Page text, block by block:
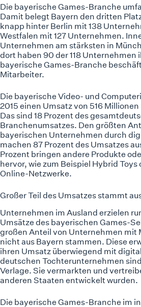
Die bayerische Games-Branche
Damit belegt Bayern den dritten
knapp hinter Berlin mit 138
Westfalen mit 127 Unternehmen.
Unternehmen am stärksten in
dort haben 90 der 118 Unternehmen
bayerische Games-Branche
Mitarbeiter.
Die bayerische Video- und
2015 einen Umsatz von 516
Das sind 18 Prozent des
Branchenumsatzes. Den größten
bayerischen Unternehmen durch
machen 87 Prozent des Umsatzes
Prozent bringen andere Produkte
hervor, wie zum Beispiel Hybrid Toys
Online-Netzwerke.
Großer Teil des Umsatzes stammt
Unternehmen im Ausland erzielen
Umsätze des bayerischen Games-
großen Anteil von Unternehmen mit
nicht aus Bayern stammen. Diese
ihren Umsatz überwiegend mit
deutschen Tochterunternehmen
Verlage. Sie vermarkten und
anderen Staaten entwickelt wurden.
Die bayerische Games-Branche im